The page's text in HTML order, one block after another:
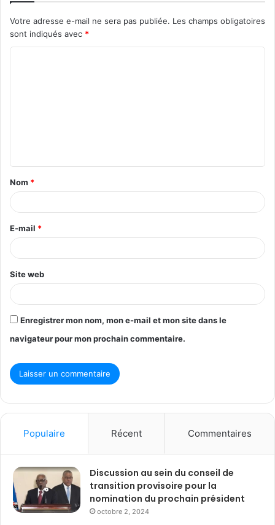
Votre adresse e-mail ne sera pas publiée. Les champs obligatoires
sont indiqués avec *
t
a
i
e
*
Nom *
E-mail *
Site web
Enregistrer mon nom, mon e-mail et mon site dans le
navigateur pour mon prochain commentaire.
Populaire Récent Commentaires
Discussion au sein du conseil de
transition provisoire pour la
nomination du prochain président
octobre 2, 2024